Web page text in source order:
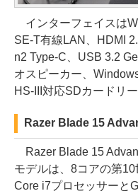
インターフェイスは
SE-T有線LAN、HDMI
n2 Type-C、USB 3.2
オスピーカー、
HS-III対応SDカードリー
Razer Blade 15
Razer Blade 15
モデルは、8コアの第10
Core i7プロセッサーと